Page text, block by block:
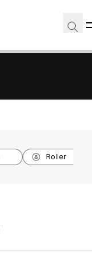
Roller